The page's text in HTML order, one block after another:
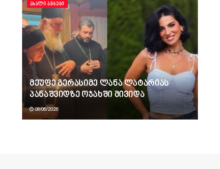
ᲐᲮᲐᲚᲘ ᲐᲛᲑᲔᲑᲘ
მეუფე გერასიმე ლანა ლატარიას
პანაშვიდზე ოჯახში მივიდა
08/06/2026